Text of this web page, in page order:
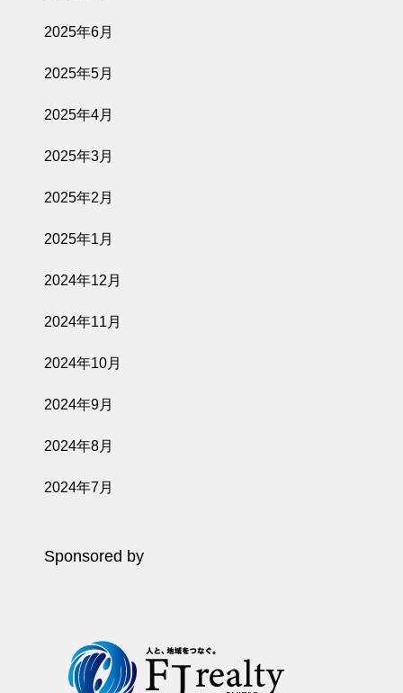
2025年6月
2025年5月
2025年4月
2025年3月
2025年2月
2025年1月
2024年12月
2024年11月
2024年10月
2024年9月
2024年8月
2024年7月
Sponsored by